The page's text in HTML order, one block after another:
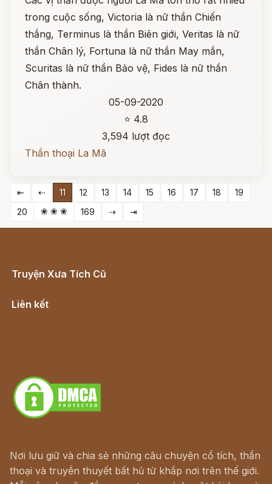
trong cuộc sống, Victoria là nữ thần Chiến
thắng, Terminus là thần Biên giới, Veritas là nữ
thần Chân lý, Fortuna là nữ thần May mắn,
Scuritas là nữ thần Bảo vệ, Fides là nữ thần
Chân thành.
05-09-2020
⭐ 4.8
3,594 lượt đọc
Thần thoại La Mã
⇤ ⇠ 11 12 13 14 15 16 17 18
19
20
❀ ❀ ❀ 169 ⇢ ⇥
Truyện Xưa Tích Cũ
Liên kết
Nơi lưu giữ và chia sẻ những câu chuyện cổ tích, thần
thoại và truyền thuyết bất hủ từ khắp nơi trên thế giới.